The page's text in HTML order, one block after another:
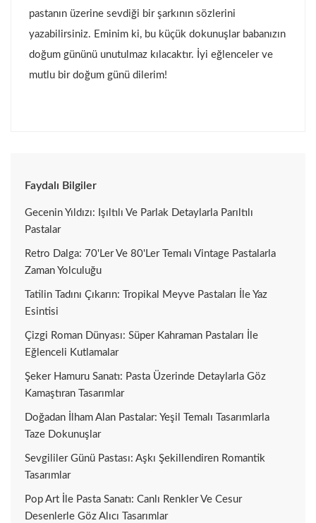
Faydalı Bilgiler
Gecenin Yıldızı: Işıltılı Ve Parlak Detaylarla Parıltılı
Pastalar
Retro Dalga: 70'ler Ve 80'ler Temalı Vintage Pastalarla
Zaman Yolculuğu
Tatilin Tadını Çıkarın: Tropikal Meyve Pastaları İle Yaz
Esintisi
Çizgi Roman Dünyası: Süper Kahraman Pastaları İle
Eğlenceli Kutlamalar
Şeker Hamuru Sanatı: Pasta Üzerinde Detaylarla Göz
Kamaştıran Tasarımlar
Doğadan İlham Alan Pastalar: Yeşil Temalı Tasarımlarla
Taze Dokunuşlar
Sevgililer Günü Pastası: Aşkı Şekillendiren Romantik
Tasarımlar
Pop Art İle Pasta Sanatı: Canlı Renkler Ve Cesur
Desenlerle Göz Alıcı Tasarımlar
pastanın üzerine sevdiği bir şarkının sözlerini
yazabilirsiniz. Eminim ki, bu küçük dokunuşlar babanızın
doğum gününü unutulmaz kılacaktır. İyi eğlenceler ve
mutlu bir doğum günü dilerim!